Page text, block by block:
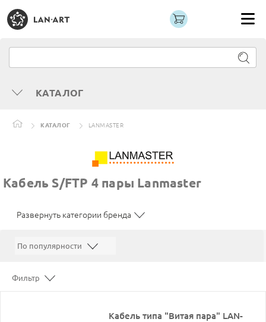
КАТАЛОГ
КАТАЛОГ LANMASTER
Кабель S/FTP 4 пары Lanmaster
Развернуть категории бренда
Фильтр
Кабель типа "Витая пара" LAN-